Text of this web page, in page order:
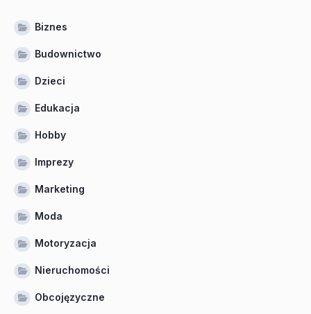
Biznes
Budownictwo
Dzieci
Edukacja
Hobby
Imprezy
Marketing
Moda
Motoryzacja
Nieruchomości
Obcojęzyczne